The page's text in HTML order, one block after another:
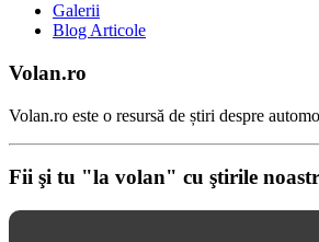
Galerii
Blog Articole
Volan.ro
Volan.ro este o resursă de știri despre
Fii şi tu "la volan" cu ştirile